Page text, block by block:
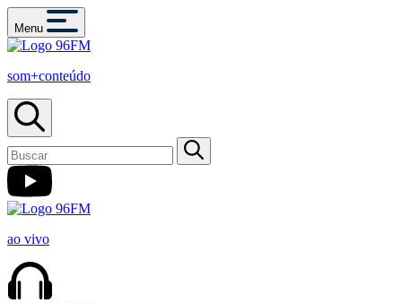
Menu
som+conteúdo
ao vivo